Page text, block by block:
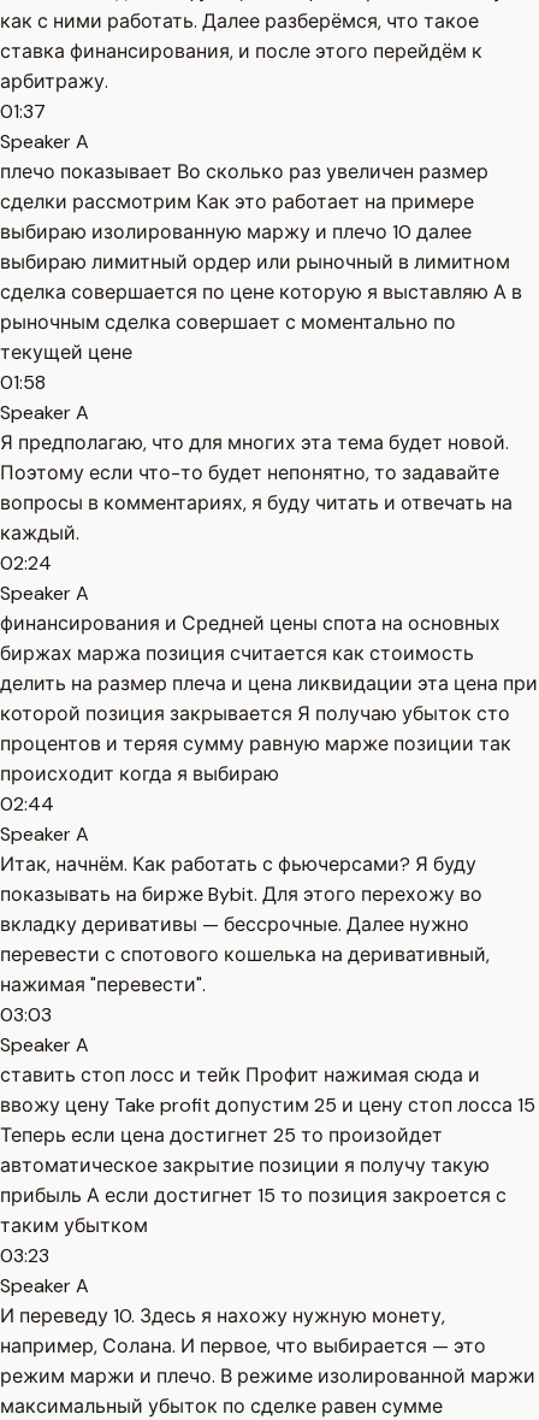
как с ними работать. Далее разберёмся, что такое
ставка финансирования, и после этого перейдём к
арбитражу.
01:37
Speaker A
плечо показывает Во сколько раз увеличен размер
сделки рассмотрим Как это работает на примере
выбираю изолированную маржу и плечо 10 далее
выбираю лимитный ордер или рыночный в лимитном
сделка совершается по цене которую я выставляю А в
рыночным сделка совершает с моментально по
текущей цене
01:58
Speaker A
Я предполагаю, что для многих эта тема будет новой.
Поэтому если что-то будет непонятно, то задавайте
вопросы в комментариях, я буду читать и отвечать на
каждый.
02:24
Speaker A
финансирования и Средней цены спота на основных
биржах маржа позиция считается как стоимость
делить на размер плеча и цена ликвидации эта цена при
которой позиция закрывается Я получаю убыток сто
процентов и теряя сумму равную марже позиции так
происходит когда я выбираю
02:44
Speaker A
Итак, начнём. Как работать с фьючерсами? Я буду
показывать на бирже Bybit. Для этого перехожу во
вкладку деривативы — бессрочные. Далее нужно
перевести с спотового кошелька на деривативный,
нажимая "перевести".
03:03
Speaker A
ставить стоп лосс и тейк Профит нажимая сюда и
ввожу цену Take profit допустим 25 и цену стоп лосса 15
Теперь если цена достигнет 25 то произойдет
автоматическое закрытие позиции я получу такую
прибыль А если достигнет 15 то позиция закроется с
таким убытком
03:23
Speaker A
И переведу 10. Здесь я нахожу нужную монету,
например, Солана. И первое, что выбирается — это
режим маржи и плечо. В режиме изолированной маржи
максимальный убыток по сделке равен сумме